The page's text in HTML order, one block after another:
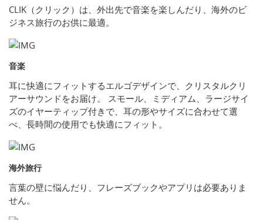
CLIK（クリック）は、外出先で音楽を楽しんだり、海外のビ
ジネス旅行のお供に最適。
音楽
耳に快適にフィットするエルゴデザインで、クリスタルクリ
アーサウンドをお届け。 スモール、ミディアム、ラージサイ
ズのイヤーティップ付きで、耳の形やサイズに合わせて選
べ、長時間の使用でも快適にフィット。
海外旅行
言葉の壁に悩んだり、フレーズブックやアプリは必要ありま
せん。